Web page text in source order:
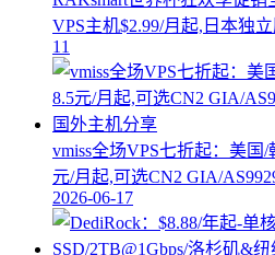
VPS主机$2.99/月起,日本独
11
vmiss全场VPS七折起：美国
元/月起,可选CN2 GIA/
2026-06-17